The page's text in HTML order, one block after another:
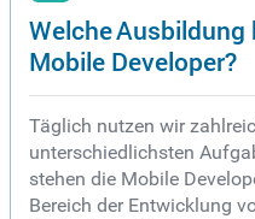
Welche
Mobile Developer?
Täglich nutzen wir
unterschiedlichsten
stehen die Mobile
Bereich der Entwicklung